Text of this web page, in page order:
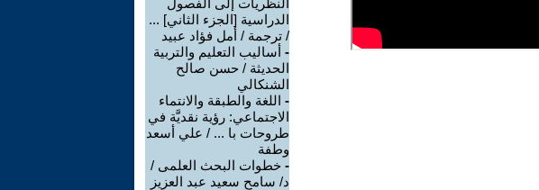
النظريات إلى الفصول
الدراسية [الجزء الثاني] ...
/ ترجمة / أمل فؤاد عبيد
- أساليب التعليم والتربية
الحديثة / حسن صالح
الشنكالي
- اللغة والطبقة والانتماء
الاجتماعي: رؤية نقديَّة في
طروحات با ... / علي أسعد
وطفة
- خطوات البحث العلمى /
د/ سامح سعيد عبد العزيز